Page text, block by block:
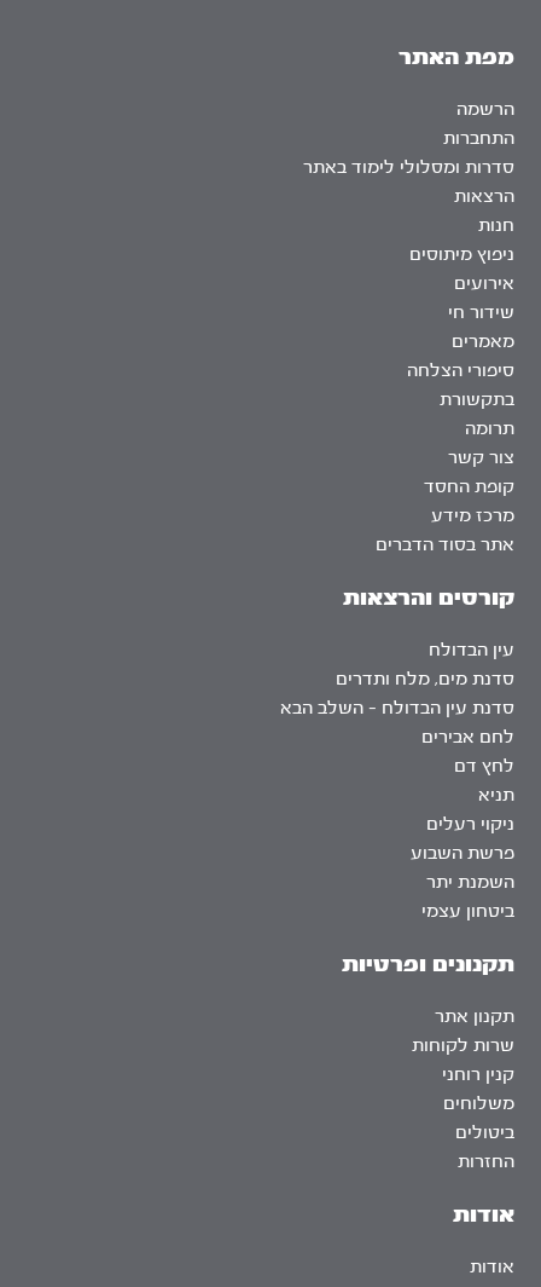
אודות
אודות
מפת האתר
הרשמה
התחברות
סדרות ומסלולי לימוד באתר
הרצאות
חנות
ניפוץ מיתוסים
אירועים
שידור חי
מאמרים
סיפורי הצלחה
בתקשורת
תרומה
צור קשר
קופת החסד
מרכז מידע
אתר בסוד הדברים
קורסים והרצאות
עין הבדולח
סדנת מים, מלח ותדרים
סדנת עין הבדולח – השלב הבא
לחם אבירים
לחץ דם
תניא
ניקוי רעלים
פרשת השבוע
השמנת יתר
ביטחון עצמי
תקנונים ופרטיות
תקנון אתר
שרות לקוחות
קנין רוחני
משלוחים
ביטולים
החזרות